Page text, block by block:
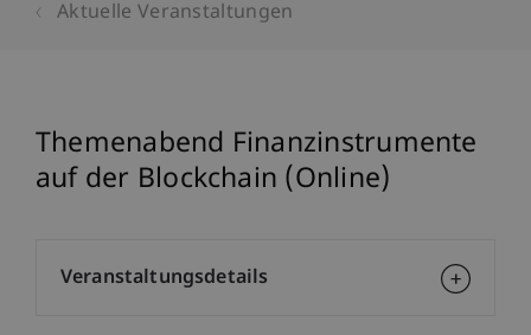
Aktuelle Veranstaltungen
Themenabend Finanzinstrumente
auf der Blockchain (Online)
Veranstaltungsdetails